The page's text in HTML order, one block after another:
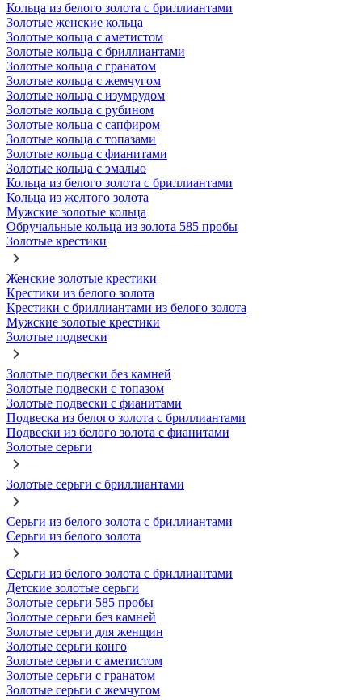
Кольца из белого золота с бриллиантами
Золотые женские кольца
Золотые кольца с аметистом
Золотые кольца с бриллиантами
Золотые кольца с гранатом
Золотые кольца с жемчугом
Золотые кольца с изумрудом
Золотые кольца с рубином
Золотые кольца с сапфиром
Золотые кольца с топазами
Золотые кольца с фианитами
Золотые кольца с эмалью
Кольца из белого золота с бриллиантами
Кольца из желтого золота
Мужские золотые кольца
Обручальные кольца из золота 585 пробы
Золотые крестики
Женские золотые крестики
Крестики из белого золота
Крестики с бриллиантами из белого золота
Мужские золотые крестики
Золотые подвески
Золотые подвески без камней
Золотые подвески с топазом
Золотые подвески с фианитами
Подвеска из белого золота с бриллиантами
Подвески из белого золота с фианитами
Золотые серьги
Золотые серьги с бриллиантами
Серьги из белого золота с бриллиантами
Серьги из белого золота
Серьги из белого золота с бриллиантами
Детские золотые серьги
Золотые серьги 585 пробы
Золотые серьги без камней
Золотые серьги для женщин
Золотые серьги конго
Золотые серьги с аметистом
Золотые серьги с гранатом
Золотые серьги с жемчугом